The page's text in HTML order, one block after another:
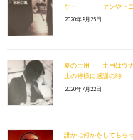
か・・ ヤンやトニー
2020年8月25日
夏の土用 土用はウ
土の神様に感謝の時
2020年7月22日
誰かに何かをしてもら